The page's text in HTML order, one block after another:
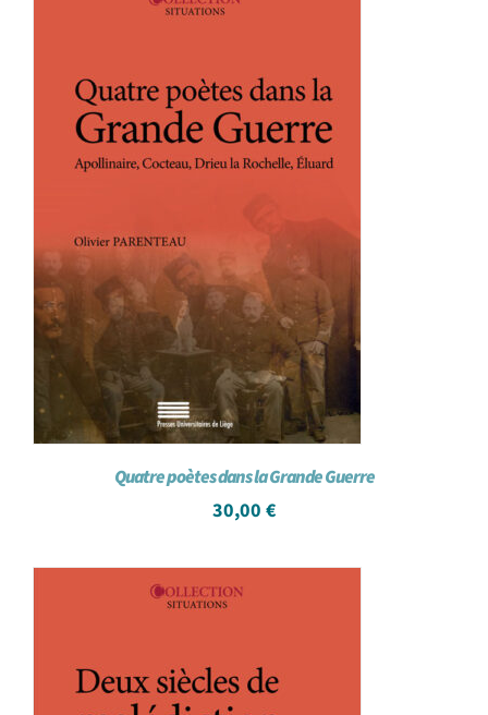
Panier WooCommerce
Quatre poètes dans la Grande Guerre
30,00 €